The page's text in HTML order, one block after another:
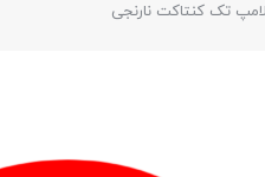
تک کنتاکت نارنجی